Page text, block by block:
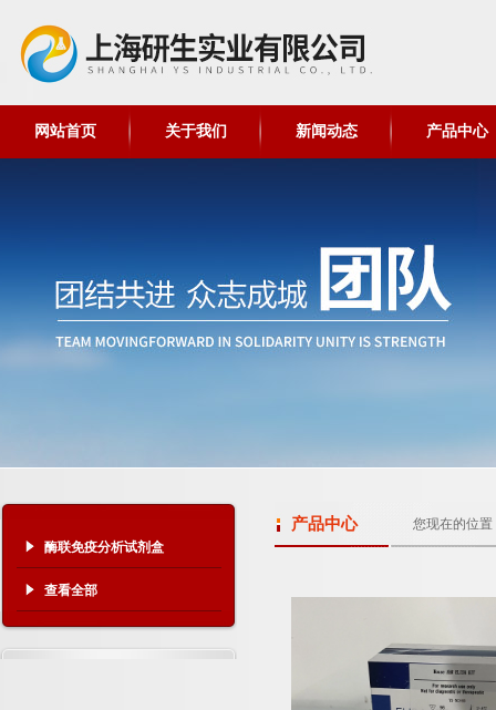
网站首页 关于我们 新闻动态 产品中心
酶联免疫分析试剂盒
查看全部
产品中心 您现在的位置